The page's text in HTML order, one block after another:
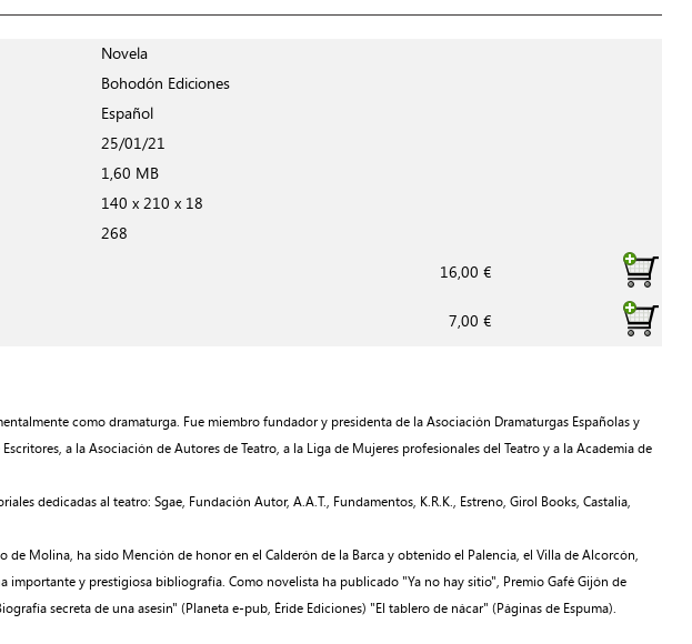
Novela
Bohodón Ediciones
Español
25/01/21
1,60 MB
140 x 210 x 18
268
16,00 €
7,00 €
como dramaturga. Fue miembro fundador y presidenta de la Asociación Dramaturgas Españolas y
a la Asociación de Autores de Teatro, a la Liga de Mujeres profesionales del Teatro y a la Academia de
dedicadas al teatro: Sgae, Fundación Autor, A.A.T., Fundamentos, K.R.K., Estreno, Girol Books, Castalia,
Molina, ha sido Mención de honor en el Calderón de la Barca y obtenido el Palencia, el Villa de Alcorcón,
importante y prestigiosa bibliografía. Como novelista ha publicado "Ya no hay sitio", Premio Gafé Gijón de
secreta de una asesin" (Planeta e-pub, Éride Ediciones) "El tablero de nácar" (Páginas de Espuma).